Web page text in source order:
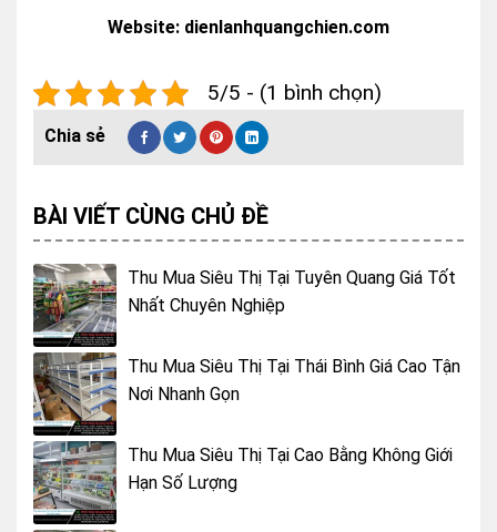
Website: dienlanhquangchien.com
5/5 - (1 bình chọn)
BÀI VIẾT CÙNG CHỦ ĐỀ
Thu Mua Siêu Thị Tại Tuyên Quang Giá Tốt
Nhất Chuyên Nghiệp
Thu Mua Siêu Thị Tại Thái Bình Giá Cao Tận
Nơi Nhanh Gọn
Thu Mua Siêu Thị Tại Cao Bằng Không Giới
Hạn Số Lượng